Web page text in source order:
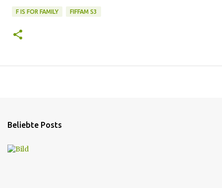
F IS FOR FAMILY FIFFAM S3
Beliebte Posts